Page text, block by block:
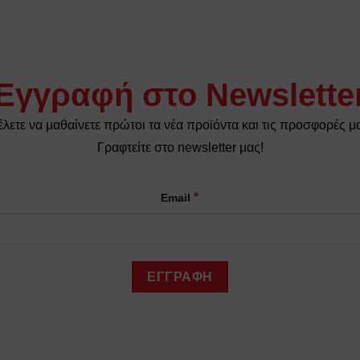
στο
να μαθαίνετε πρώτοι τα νέα προϊόντα και τις προσφορές
Γραφτείτε στο newsletter μας!
Email *